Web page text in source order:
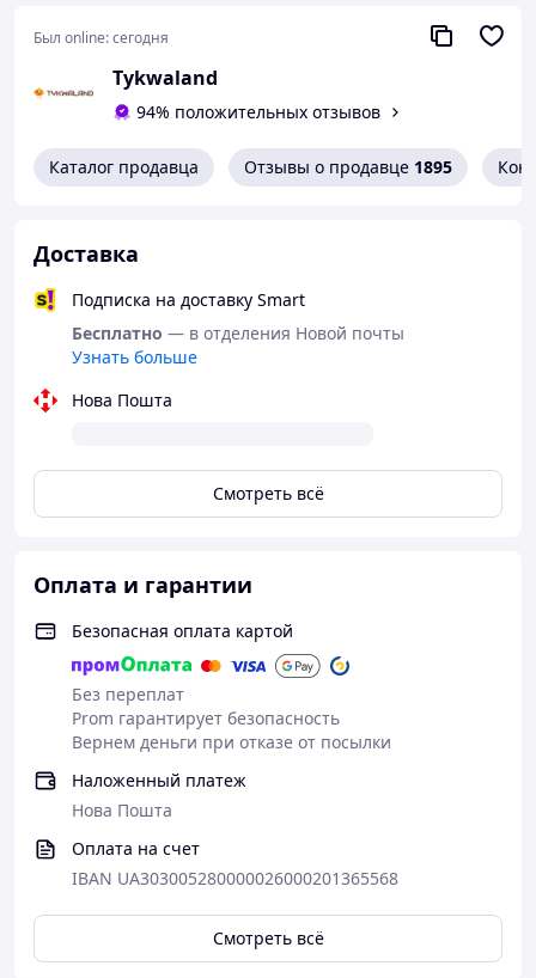
Был online:сегодня
Tykwaland
94% положительных отзывов
Каталог продавца Отзывы о продавце 1895
Доставка
Подписка на доставку Smart
Бесплатно — в отделения Новой почты
Узнать больше
Нова Пошта
Смотреть всё
Оплата и гарантии
Безопасная оплата картой
Без переплат
Prom гарантирует безопасность
Вернем деньги при отказе от посылки
Наложенный платеж
Нова Пошта
Оплата на счет
IBAN UA303005280000026000201365568
Смотреть всё